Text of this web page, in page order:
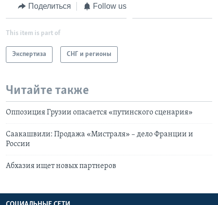
Поделиться Follow us
This item is part of
Экспертиза СНГ и регионы
Читайте также
Оппозиция Грузии опасается «путинского сценария»
Саакашвили: Продажа «Мистраля» – дело Франции и
России
Абхазия ищет новых партнеров